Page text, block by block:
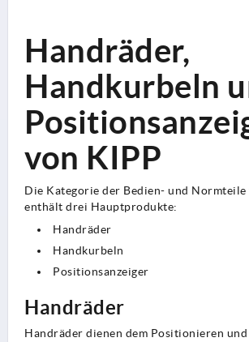
Handräder,
Handkurbeln
von KIPP
Die Kategorie der Bedien- und Normteile
enthält drei Hauptprodukte:
Handräder
Handkurbeln
Positionsanzeiger
Handräder
Handräder dienen dem Positionieren